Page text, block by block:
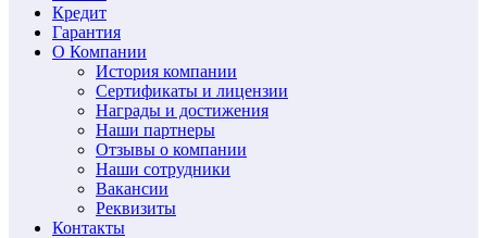
Кредит
Гарантия
О Компании
История компании
Сертификаты и лицензии
Награды и достижения
Наши партнеры
Отзывы о компании
Наши сотрудники
Вакансии
Реквизиты
Контакты